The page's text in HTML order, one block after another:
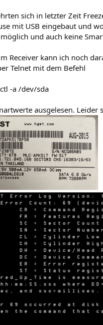
sich in letzter Zeit
mit USB eingebaut und
und auch keine
Receiver kann ich noch
Telnet mit dem Befehl
-a /dev/sda
ausgelesen.